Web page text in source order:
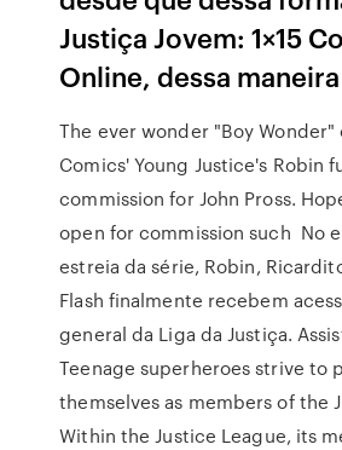
Justiça Jovem: 1×15
Online, dessa maneira
The ever wonder "Boy Wonder"
Comics' Young Justice's Robin
commission for John Pross.
open for commission such No
estreia da série, Robin,
Flash finalmente recebem
general da Liga da Justiça.
Teenage superheroes strive to
themselves as members of the
Within the Justice League, its